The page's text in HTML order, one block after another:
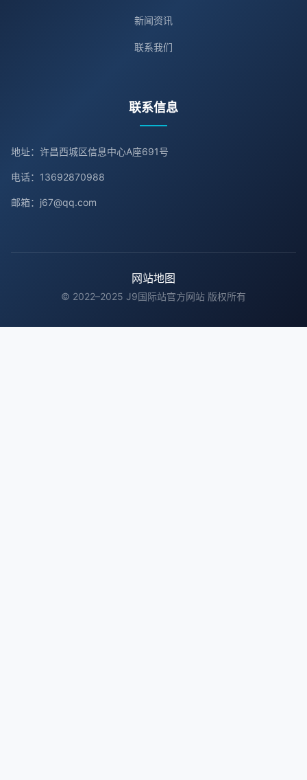
新闻资讯
联系我们
联系信息
地址：许昌西城区信息中心A座691号
电话：13692870988
邮箱：j67@qq.com
网站地图
© 2022–2025 J9国际站官方网站 版权所有